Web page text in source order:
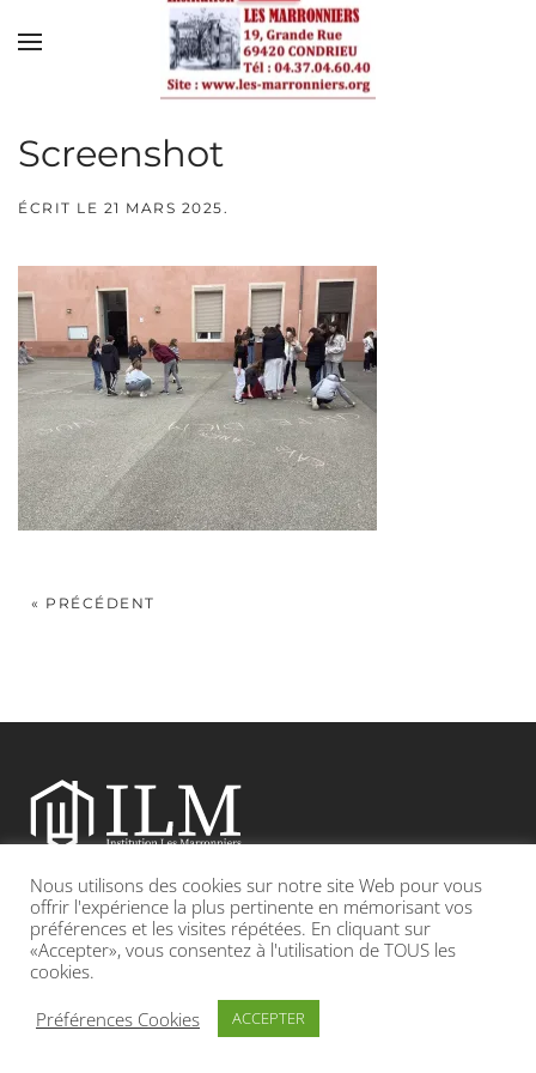
Skip to main content
Screenshot
ÉCRIT LE 21 MARS 2025.
« PRÉCÉDENT
Etablissement catholique sous contrat d’association avec l’Etat
Adresse : 19, Grande rue 69420 CONDRIEU
INFOS LÉGALES POLITIQUE DE CONFIDENTIALITÉ
Nous utilisons des cookies sur notre site Web pour vous
offrir l'expérience la plus pertinente en mémorisant vos
préférences et les visites répétées. En cliquant sur
«Accepter», vous consentez à l'utilisation de TOUS les
cookies.
Préférences Cookies
ACCEPTER